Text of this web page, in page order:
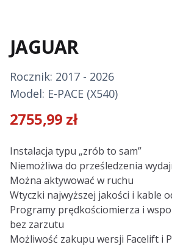
JAGUAR
Rocznik: 2017 - 2026
Model: E-PACE (X540)
2755,99 zł
Description
Instalacja typu „zrób to sam”
Niemożliwa do prześledzenia
Można aktywować w ruchu
Wtyczki najwyższej jakości i kable
Programy prędkościomierza i
bez zarzutu
Możliwość zakupu wersji Facelift i